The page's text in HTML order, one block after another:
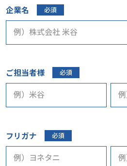
企業名 必須
ご担当者様 必須
フリガナ 必須